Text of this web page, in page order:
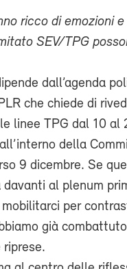
ricco di emozioni
SEV/TPG
dall’agenda
che chiede di
linee TPG dal 10 al
della
9 dicembre. Se
davanti al plenum
per
già
riprese.